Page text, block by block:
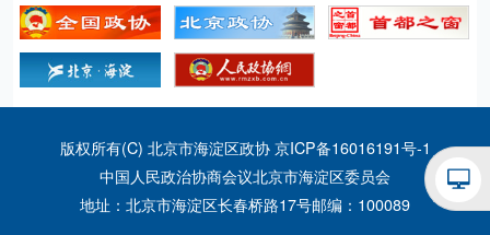
版权所有(C) 北京市海淀区政协 京ICP备16016191号-1
中国人民政治协商会议北京市海淀区委员会
地址：北京市海淀区长春桥路17号邮编：100089